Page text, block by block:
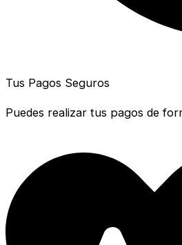
Tus Pagos Seguros
Puedes realizar tus pagos de